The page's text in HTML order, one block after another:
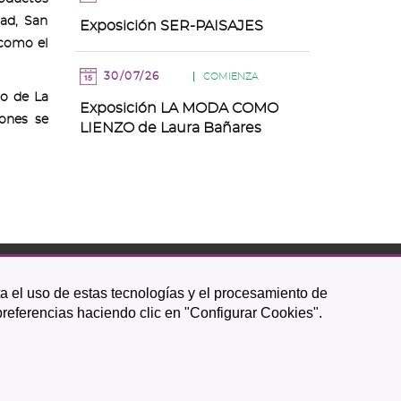
el uso de estas tecnologías y el procesamiento de
haciendo clic en "Configurar Cookies".
San
el
de La
se
Exposición SER-PAISAJES
30/07/26 COMIENZA
Exposición LA MODA COMO
LIENZO de Laura Bañares
Icono
circular
Icono Icono
circular
IconoIcono
circular
Icono